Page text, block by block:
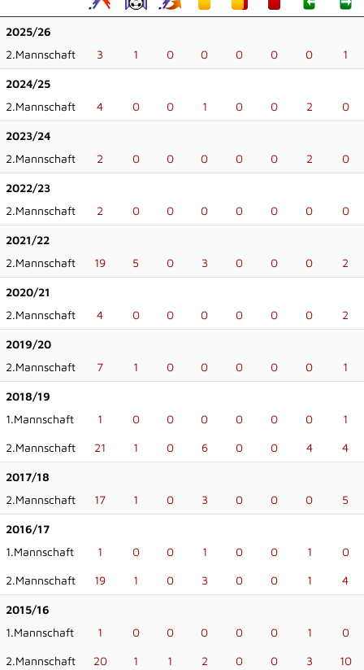
2025/26
2.Mannschaft
3 1 0 0 0 0 0 1
2024/25
2.Mannschaft
4 0 0 1 0 0 2 0
2023/24
2.Mannschaft
2 0 0 0 0 0 2 0
2022/23
2.Mannschaft
2 0 0 0 0 0 0 0
2021/22
2.Mannschaft
19 5 0 3 0 0 0 2
2020/21
2.Mannschaft
4 0 0 0 0 0 0 2
2019/20
2.Mannschaft
7 1 0 0 0 0 0 1
2018/19
1.Mannschaft
1 0 0 0 0 0 0 1
2.Mannschaft 21 1 0 6 0 0 4 4
2017/18
2.Mannschaft
17 1 0 3 0 0 0 5
2016/17
1.Mannschaft
1 0 0 1 0 0 1 0
2.Mannschaft 19 1 0 3 0 0 1 4
2015/16
1.Mannschaft
1 0 0 0 0 0 1 0
2.Mannschaft 20 1 1 2 0 0 3 10